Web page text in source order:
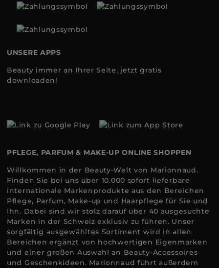
UNSERE APPS
Beauty immer an Ihrer Seite, jetzt gratis
downloaden!
PFLEGE, PARFUM & MAKE-UP ONLINE SHOPPEN
Willkommen in der Beauty-Welt von Marionnaud.
Finden Sie bei uns über 10.000 sofort lieferbare
internationale Markenprodukte aus den Bereichen
Pflege, Parfum, Make-up und Haarpflege für Sie und
Ihn. Dabei sind wir stolz darauf über 40 ausgesuchte
Marken in der Schweiz exklusiv zu führen. Unser
sorgfältig ausgewähltes Sortiment wird in allen
Bereichen ergänzt von hochwertigen Eigenmarken
und einer großen Auswahl an Beauty-Accessoires
und Geschenkideen. Marionnaud führt außerdem